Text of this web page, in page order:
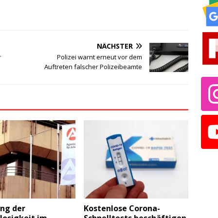
NÄCHSTER
Polizei warnt erneut vor dem
Auftreten falscher Polizeibeamte
der
Kostenlose Corona-